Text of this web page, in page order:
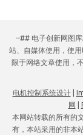
--## 电子创新网图
站、自媒体使用，使
限于网络文章使用，
电机控制系统设计|
网
本网站转载的所有的
有，本站采用的非本